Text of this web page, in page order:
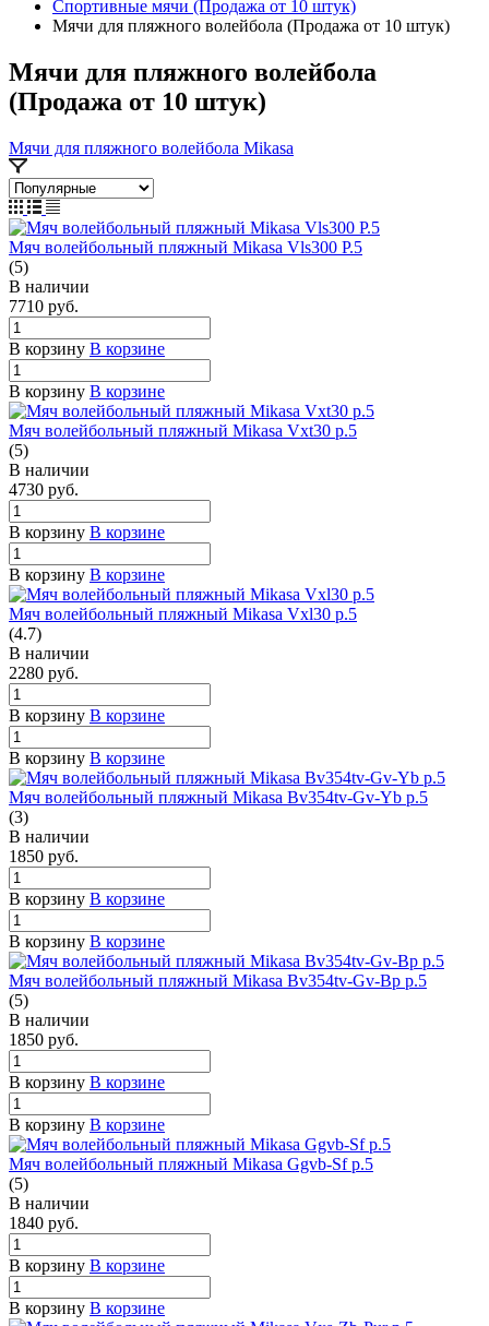
Спортивные мячи (Продажа от 10 штук)
Мячи для пляжного волейбола (Продажа от 10 штук)
Мячи для пляжного волейбола
(Продажа от 10 штук)
Мячи для пляжного волейбола Mikasa
Мяч волейбольный пляжный Mikasa Vls300 Р.5
(5)
В наличии
7710 руб.
В корзину В корзине
В корзину В корзине
Мяч волейбольный пляжный Mikasa Vxt30 р.5
(5)
В наличии
4730 руб.
В корзину В корзине
В корзину В корзине
Мяч волейбольный пляжный Mikasa Vxl30 р.5
(4.7)
В наличии
2280 руб.
В корзину В корзине
В корзину В корзине
Мяч волейбольный пляжный Mikasa Bv354tv-Gv-Yb р.5
(3)
В наличии
1850 руб.
В корзину В корзине
В корзину В корзине
Мяч волейбольный пляжный Mikasa Bv354tv-Gv-Bp р.5
(5)
В наличии
1850 руб.
В корзину В корзине
В корзину В корзине
Мяч волейбольный пляжный Mikasa Ggvb-Sf р.5
(5)
В наличии
1840 руб.
В корзину В корзине
В корзину В корзине